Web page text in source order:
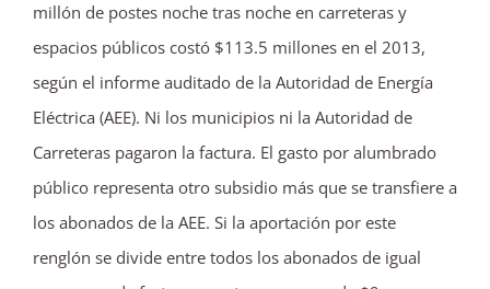
millón de postes noche tras noche en carreteras y
espacios públicos costó $113.5 millones en el 2013,
según el informe auditado de la Autoridad de Energía
Eléctrica (AEE). Ni los municipios ni la Autoridad de
Carreteras pagaron la factura. El gasto por alumbrado
público representa otro subsidio más que se transfiere a
los abonados de la AEE. Si la aportación por este
renglón se divide entre todos los abonados de igual